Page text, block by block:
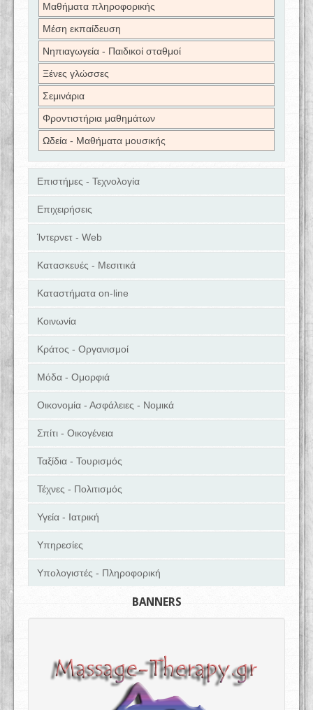
Μαθήματα πληροφορικής
Μέση εκπαίδευση
Νηπιαγωγεία - Παιδικοί σταθμοί
Ξένες γλώσσες
Σεμινάρια
Φροντιστήρια μαθημάτων
Ωδεία - Μαθήματα μουσικής
Επιστήμες - Τεχνολογία
Επιχειρήσεις
Ίντερνετ - Web
Κατασκευές - Μεσιτικά
Καταστήματα on-line
Κοινωνία
Κράτος - Οργανισμοί
Μόδα - Ομορφιά
Οικονομία - Ασφάλειες - Νομικά
Σπίτι - Οικογένεια
Ταξίδια - Τουρισμός
Τέχνες - Πολιτισμός
Υγεία - Ιατρική
Υπηρεσίες
Υπολογιστές - Πληροφορική
BANNERS